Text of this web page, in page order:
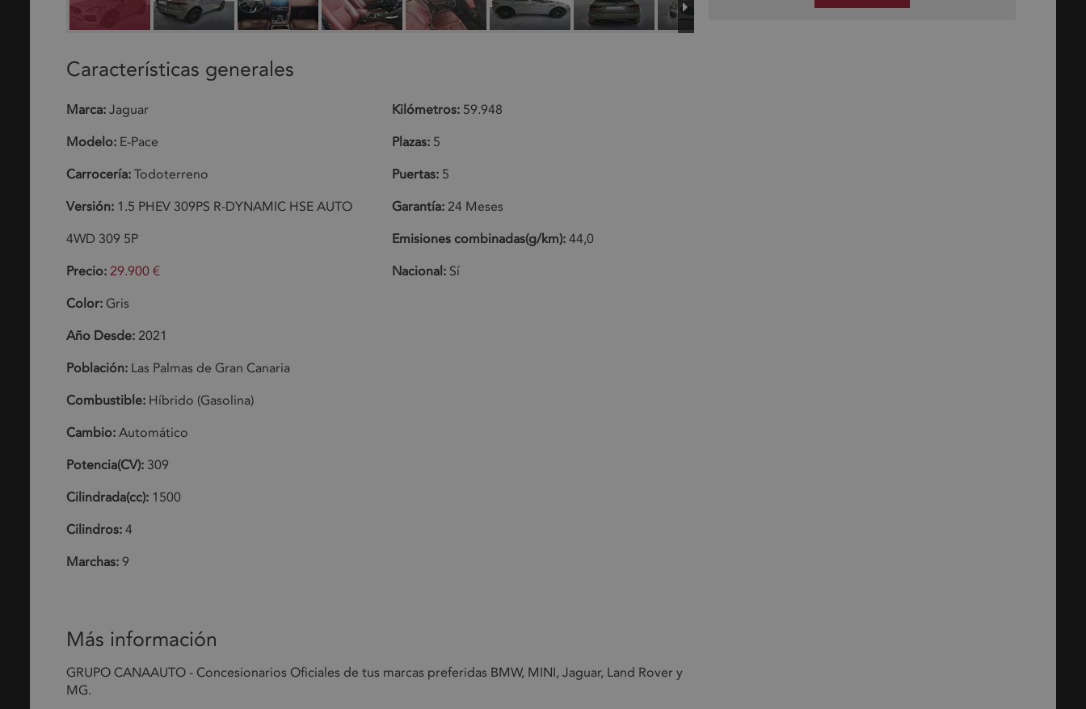
Características generales
Marca: Jaguar
Modelo: E-Pace
Carrocería: Todoterreno
Versión: 1.5 PHEV 309PS R-DYNAMIC HSE AUTO
4WD 309 5P
Precio: 29.900 €
Color: Gris
Año Desde: 2021
Población: Las Palmas de Gran Canaria
Combustible: Híbrido (Gasolina)
Cambio: Automático
Potencia(CV): 309
Cilindrada(cc): 1500
Cilindros: 4
Marchas: 9
Kilómetros: 59.948
Plazas: 5
Puertas: 5
Garantía: 24 Meses
Emisiones combinadas(g/km): 44,0
Nacional: Sí
Más información
GRUPO CANAAUTO - Concesionarios Oficiales de tus marcas preferidas BMW, MINI, Jaguar, Land Rover y
MG.